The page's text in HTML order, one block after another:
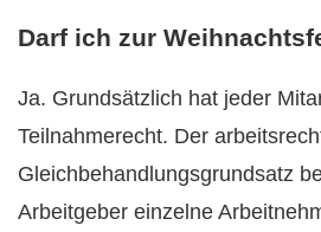
Darf ich zur
Ja. Grundsätzlich hat jeder
Teilnahmerecht. Der
Gleichbehandlungsgrundsatz
Arbeitgeber einzelne